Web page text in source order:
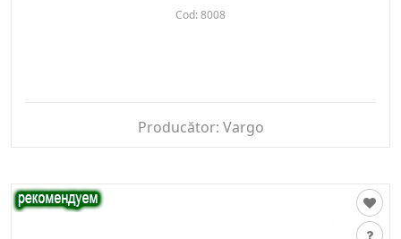
Cod:8008
Producător: Vargo